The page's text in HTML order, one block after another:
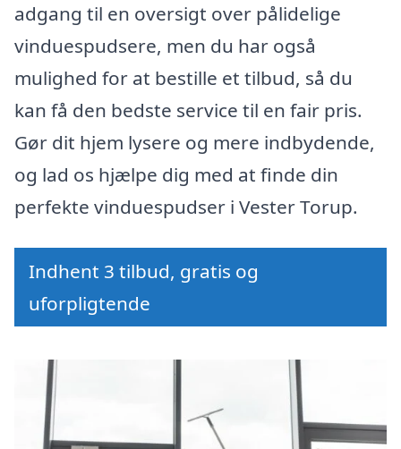
adgang til en oversigt over pålidelige
vinduespudsere, men du har også
mulighed for at bestille et tilbud, så du
kan få den bedste service til en fair pris.
Gør dit hjem lysere og mere indbydende,
og lad os hjælpe dig med at finde din
perfekte vinduespudser i Vester Torup.
Indhent 3 tilbud, gratis og
uforpligtende